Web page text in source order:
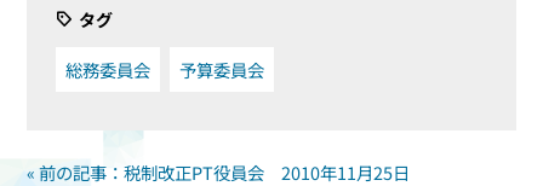
タグ
総務委員会 予算委員会
« 前の記事：税制改正PT役員会 2010年11月25日